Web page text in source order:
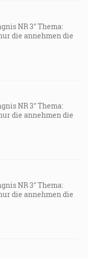
NR 3" Thema:
die annehmen die
NR 3" Thema:
die annehmen die
NR 3" Thema:
die annehmen die